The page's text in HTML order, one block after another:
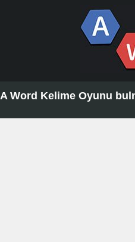
A Word Kelime Oyunu